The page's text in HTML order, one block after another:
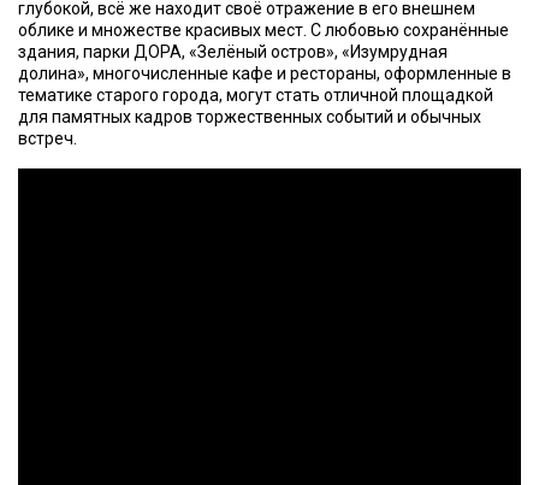
глубокой, всё же находит своё отражение в его внешнем
облике и множестве красивых мест. С любовью сохранённые
здания, парки ДОРА, «Зелёный остров», «Изумрудная
долина», многочисленные кафе и рестораны, оформленные в
тематике старого города, могут стать отличной площадкой
для памятных кадров торжественных событий и обычных
встреч.